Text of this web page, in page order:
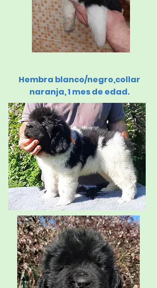
Hembra blanco/negro,collar
naranja, 1 mes de edad.